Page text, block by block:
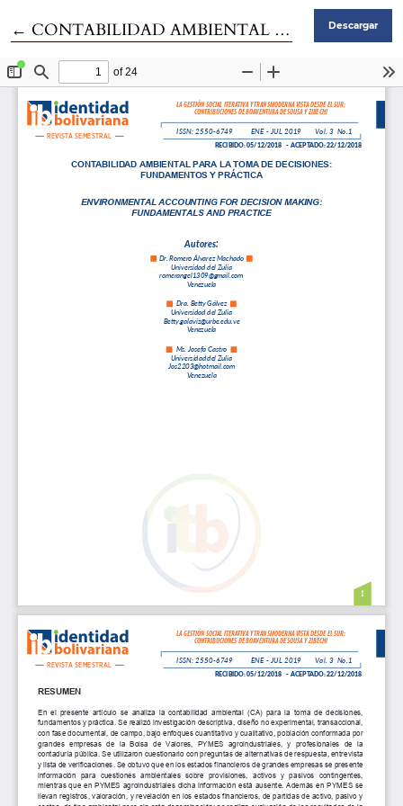
← Volver a los detalles del artículo
CONTABILIDAD AMBIENTAL PARA LA TOMA DE DECISIONES: FUNDAMENTOS Y PRÁCTICA Descargar